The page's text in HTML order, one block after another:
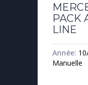
PACK
LINE
Année:
Manuelle